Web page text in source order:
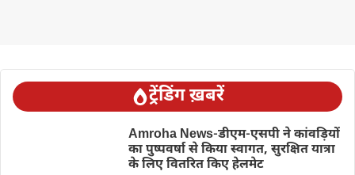
ट्रेंडिंग ख़बरें
Amroha News-डीएम-एसपी ने कांवड़ियों
का पुष्पवर्षा से किया स्वागत, सुरक्षित यात्रा
के लिए वितरित किए हेलमेट